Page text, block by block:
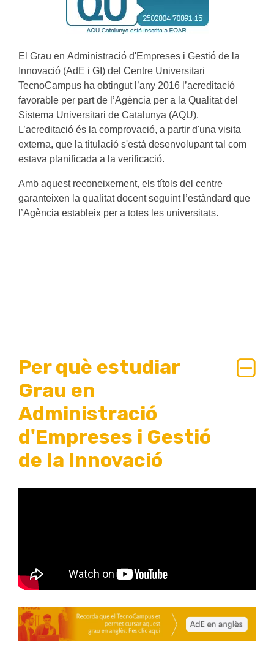
El Grau en Administració d'Empreses i Gestió de la
Innovació (AdE i GI) del Centre Universitari
TecnoCampus ha obtingut l’any 2016 l’acreditació
favorable per part de l’Agència per a la Qualitat del
Sistema Universitari de Catalunya (AQU).
L’acreditació és la comprovació, a partir d'una visita
externa, que la titulació s'està desenvolupant tal com
estava planificada a la verificació.
Amb aquest reconeixement, els títols del centre
garanteixen la qualitat docent seguint l’estàndard que
l’Agència estableix per a totes les universitats.
Per què estudiar
Grau en
Administració
d'Empreses i Gestió
de la Innovació